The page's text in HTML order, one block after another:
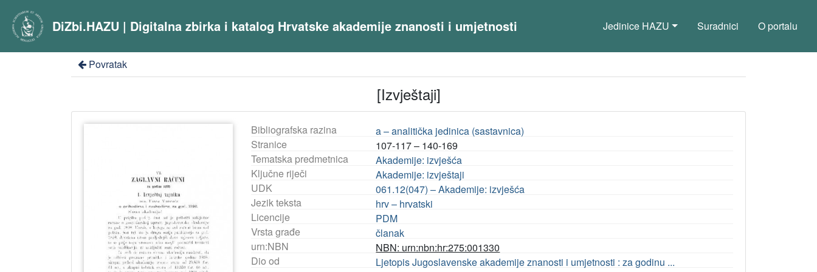
DiZbi.HAZU | Digitalna zbirka i katalog Hrvatske akademije znanosti i umjetnosti Jedinice HAZU Suradnici O portalu
Povratak
[Izvještaji]
Bibliografska razina
a – analitička jedinica (sastavnica)
Stranice
107-117 – 140-169
Tematska predmetnica
Akademije: izvješća
Ključne riječi
Akademije: izvještaji
UDK
061.12(047) – Akademije: izvješća
Jezik teksta
hrv – hrvatski
Licencije
PDM
Vrsta građe
članak
urn:NBN
NBN: urn:nbn:hr:275:001330
Dio od
Ljetopis Jugoslavenske akademije znanosti i umjetnosti : za godinu ...